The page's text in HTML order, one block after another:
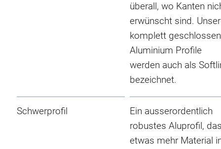
überall, wo Kanten
erwünscht sind.
komplett
Aluminium Profile
werden auch als
bezeichnet.
Schwerprofil
Ein ausserordentlich
robustes Aluprofil,
etwas mehr Material